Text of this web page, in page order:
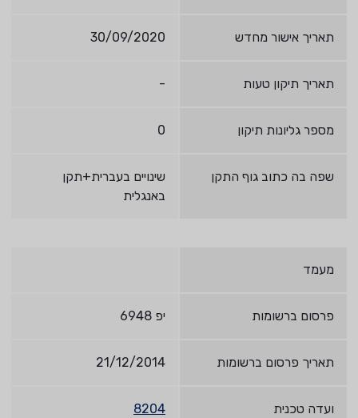
תאריך אישור מחדש 30/09/2020
תאריך תיקון טעות -
מספר גליונות תיקון 0
שפה בה כתוב גוף התקן
שינויים בעברית+תקן
באנגלית
מעמד
פרסום ברשומות יפ 6948
תאריך פרסום ברשומות 21/12/2014
ועדה טכנית 8204